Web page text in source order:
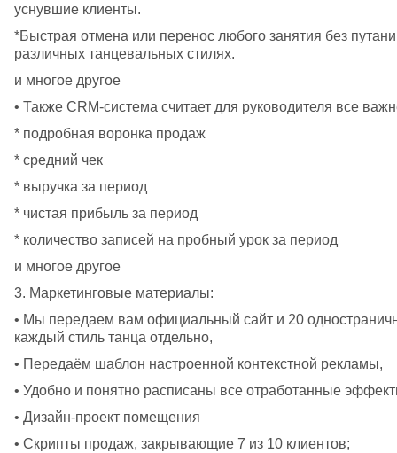
уснувшие клиенты.
*Быстрая отмена или перенос любого занятия без
различных танцевальных стилях.
и многое другое
• Также CRM-система считает для руководителя все
* подробная воронка продаж
* средний чек
* выручка за период
* чистая прибыль за период
* количество записей на пробный урок за период
и многое другое
3. Маркетинговые материалы:
• Мы передаем вам официальный сайт и 20
каждый стиль танца отдельно,
• Передаём шаблон настроенной контекстной рекламы,
• Удобно и понятно расписаны все отработанные
• Дизайн-проект помещения
• Скрипты продаж, закрывающие 7 из 10 клиентов;